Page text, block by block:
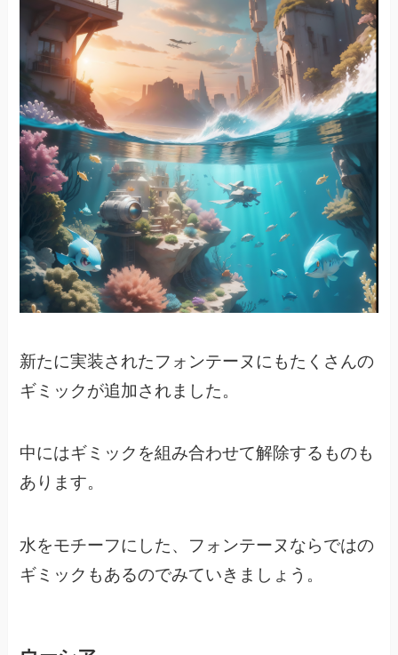
新たに実装されたフォンテーヌにもたくさんの
ギミックが追加されました。
中にはギミックを組み合わせて解除するものも
あります。
水をモチーフにした、フォンテーヌならではの
ギミックもあるのでみていきましょう。